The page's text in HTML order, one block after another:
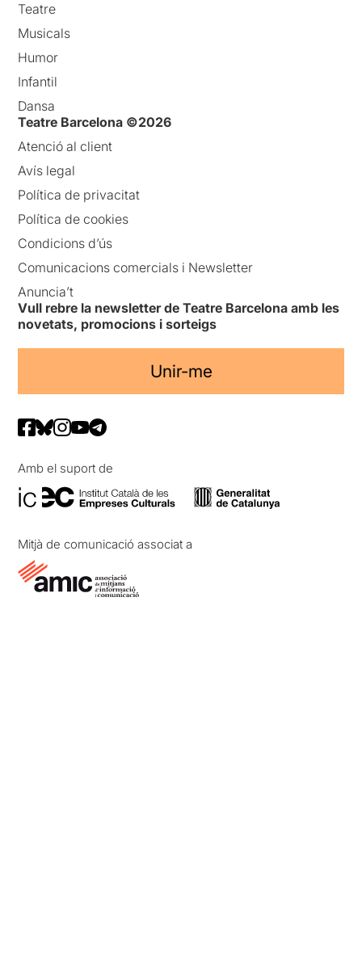
Teatre
Musicals
Humor
Infantil
Dansa
Teatre Barcelona ©2026
Atenció al client
Avís legal
Política de privacitat
Política de cookies
Condicions d’ús
Comunicacions comercials i Newsletter
Anuncia’t
Vull rebre la newsletter de Teatre Barcelona amb les
novetats, promocions i sorteigs
Unir-me
Amb el suport de
Mitjà de comunicació associat a